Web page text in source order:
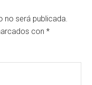
no será publicada.
con*